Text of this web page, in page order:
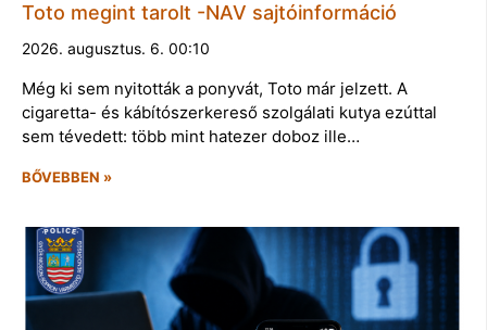
Toto megint tarolt -NAV sajtóinformáció
2026. augusztus. 6. 00:10
Még ki sem nyitották a ponyvát, Toto már jelzett. A
cigaretta- és kábítószerkereső szolgálati kutya ezúttal
sem tévedett: több mint hatezer doboz ille…
BŐVEBBEN »